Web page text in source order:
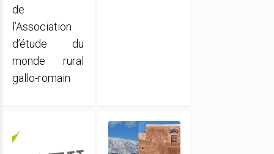
de
l’Association
d’étude du
monde rural
gallo-romain